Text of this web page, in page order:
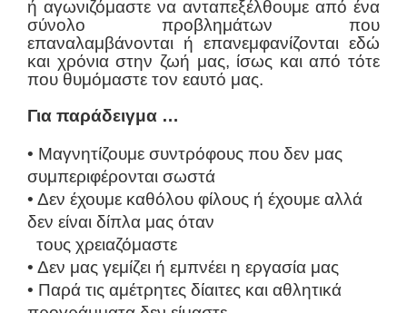
ή αγωνιζόμαστε να ανταπεξέλθουμε από ένα
σύνολο προβλημάτων που
επαναλαμβάνονται ή επανεμφανίζονται εδώ
και χρόνια στην ζωή μας, ίσως και από τότε
που θυμόμαστε τον εαυτό μας.
Για παράδειγμα …
• Μαγνητίζουμε συντρόφους που δεν μας
συμπεριφέρονται σωστά
• Δεν έχουμε καθόλου φίλους ή έχουμε αλλά
δεν είναι δίπλα μας όταν
τους χρειαζόμαστε
• Δεν μας γεμίζει ή εμπνέει η εργασία μας
• Παρά τις αμέτρητες δίαιτες και αθλητικά